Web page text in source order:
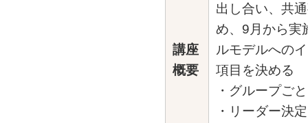
講座
概要
出し合い、共
め、9月から実
ルモデルへの
項目を決める
・グループご
・リーダー決定